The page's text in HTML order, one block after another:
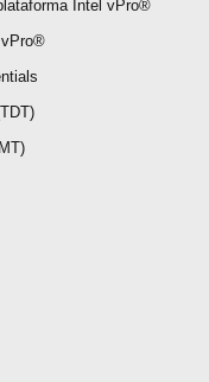
Intel vPro®
vPro®